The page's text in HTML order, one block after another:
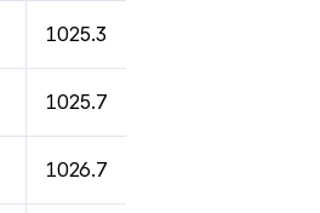
1025.3
1025.7
1026.7